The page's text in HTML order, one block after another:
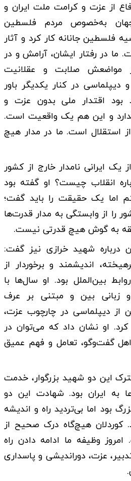
از عزت و کرامت ملت ایران و
به‌خصوص مردم فلسطین
فلسطین جانانه کار کرد و آثار
ما در رفتار ایشان، آرامش و در
مواضعش صلابت و عقلانیت
در کنار یکدیگر باور
اقتدار ملی بدون عزت و
و این هم یک واقعیت است.
از استقلال است. ما در مدار هیچ
ایرانی نامدار خارج از کشور
انقلاب چیست؟ او گفته بود
اما یک حقیقت را باید گفت؛
را از وابستگی به مدار قدرت‌ها
به گوش هیچ قدرتی نیست.
درباره شهید خرازی نیز گفت:
اندیشمند و برخوردار از
بین‌الملل بود. او سال‌ها با
و زبانی بین و مبتنی بر عرف
از دیپلماسی در چارچوب عزت،
او نشان داد که می‌توان در
گفت‌وگو، تعامل و فهم عمیق
این دو شهید بزرگوار، خدمت
به ایران بود. شهادت این دو
بود اما بی‌تردید راه و اندیشه
کوردلان هیچ‌گاه درک صحیح از
وظیفه ما ادامه‌ دادن راه
عزت، دوراندیشی و پاسداری